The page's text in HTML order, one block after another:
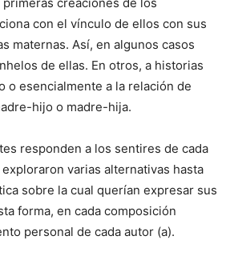
con el vínculo de ellos con sus
maternas. Así, en algunos casos
de ellas. En otros, a historias
o esencialmente a la relación de
hijo o madre-hija.
responden a los sentires de cada
varias alternativas hasta
sobre la cual querían expresar sus
forma, en cada composición
personal de cada autor (a).